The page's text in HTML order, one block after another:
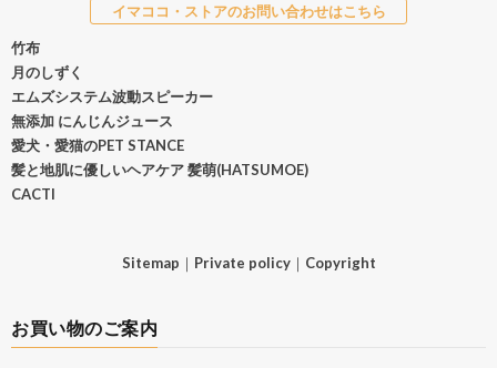
イマココ・ストアのお問い合わせはこちら
竹布
月のしずく
エムズシステム波動スピーカー
無添加 にんじんジュース
愛犬・愛猫のPET STANCE
髪と地肌に優しいヘアケア 髪萌(HATSUMOE)
CACTI
Sitemap ｜ Private policy｜ Copyright
お買い物のご案内